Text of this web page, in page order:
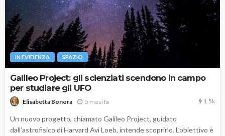
IN EVIDENZA SPAZIO
Galileo Project: gli scienziati scendono in campo
per studiare gli UFO
Elisabetta Bonora 5 mesi fa 1.5k
Un nuovo progetto, chiamato Galileo Project, guidato
dall’astrofisico di Harvard Avi Loeb, intende scoprirlo. L’obiettivo è